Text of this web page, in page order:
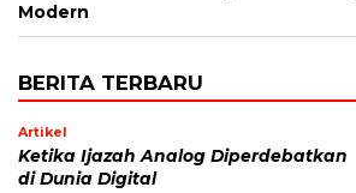
Modern
BERITA TERBARU
Artikel
Ketika Ijazah Analog Diperdebatkan
di Dunia Digital